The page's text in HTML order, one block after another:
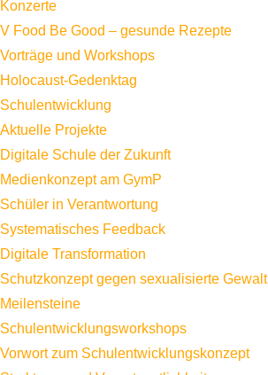
Konzerte
V Food Be Good – gesunde Rezepte
Vorträge und Workshops
Holocaust-Gedenktag
Schulentwicklung
Aktuelle Projekte
Digitale Schule der Zukunft
Medienkonzept am GymP
Schüler in Verantwortung
Systematisches Feedback
Digitale Transformation
Schutzkonzept gegen sexualisierte Gewalt
Meilensteine
Schulentwicklungsworkshops
Vorwort zum Schulentwicklungskonzept